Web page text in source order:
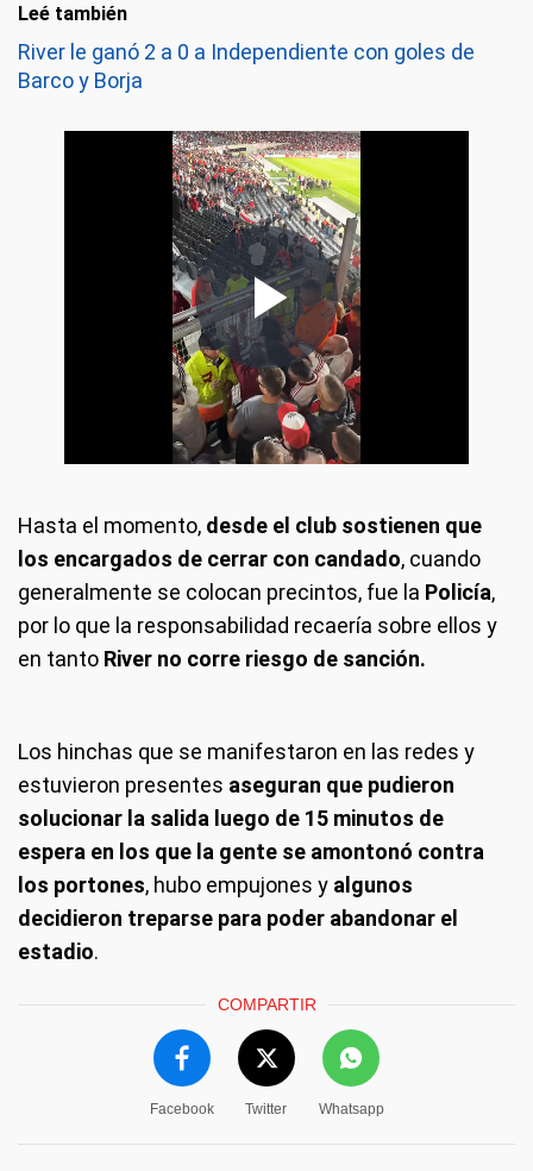
Leé también
River le ganó 2 a 0 a Independiente con goles de
Barco y Borja
Hasta el momento, desde el club sostienen que
los encargados de cerrar con candado, cuando
generalmente se colocan precintos, fue la Policía,
por lo que la responsabilidad recaería sobre ellos y
en tanto River no corre riesgo de sanción.
Los hinchas que se manifestaron en las redes y
estuvieron presentes aseguran que pudieron
solucionar la salida luego de 15 minutos de
espera en los que la gente se amontonó contra
los portones, hubo empujones y algunos
decidieron treparse para poder abandonar el
estadio.
COMPARTIR
Facebook Twitter Whatsapp